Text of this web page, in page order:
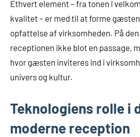
Ethvert element – fra tonen i
kvalitet – er med til at forme
opfattelse af virksomheden. På
receptionen ikke blot en passage,
hvor gæsten inviteres ind i
univers og kultur.
Teknologiens rolle i
moderne reception